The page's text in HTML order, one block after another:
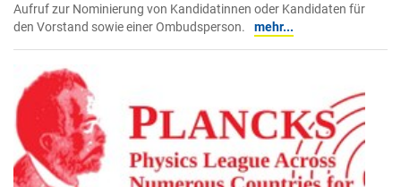
Aufruf zur Nominierung von Kandidatinnen oder Kandidaten für
den Vorstand sowie einer Ombudsperson.
mehr...